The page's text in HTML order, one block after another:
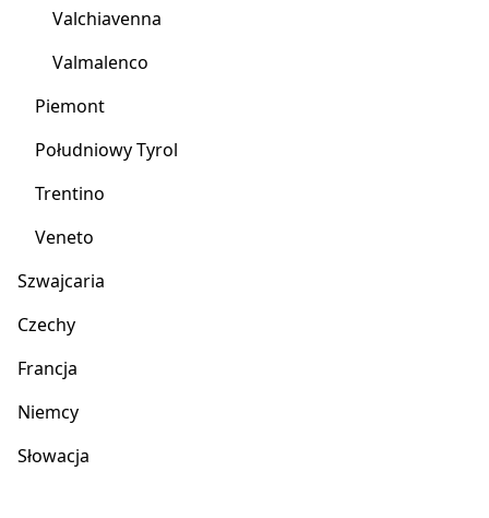
Valchiavenna
Valmalenco
Piemont
Południowy Tyrol
Trentino
Veneto
Szwajcaria
Czechy
Francja
Niemcy
Słowacja